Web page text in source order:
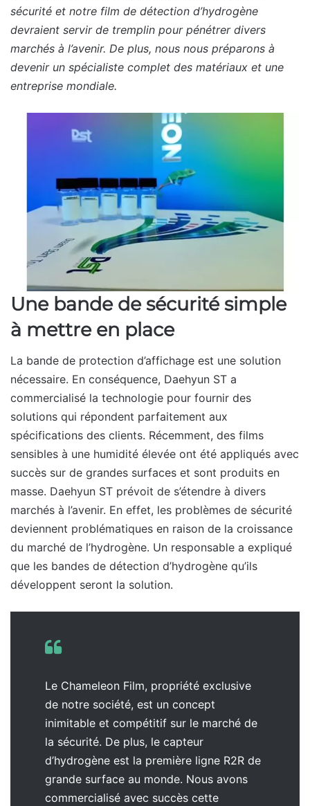
sécurité et notre film de détection d’hydrogène
devraient servir de tremplin pour pénétrer divers
marchés à l’avenir. De plus, nous nous préparons à
devenir un spécialiste complet des matériaux et une
entreprise mondiale.
Une bande de sécurité simple
à mettre en place
La bande de protection d’affichage est une solution
nécessaire. En conséquence, Daehyun ST a
commercialisé la technologie pour fournir des
solutions qui répondent parfaitement aux
spécifications des clients. Récemment, des films
sensibles à une humidité élevée ont été appliqués avec
succès sur de grandes surfaces et sont produits en
masse. Daehyun ST prévoit de s’étendre à divers
marchés à l’avenir. En effet, les problèmes de sécurité
deviennent problématiques en raison de la croissance
du marché de l’hydrogène. Un responsable a expliqué
que les bandes de détection d’hydrogène qu’ils
développent seront la solution.
Le Chameleon Film, propriété exclusive
de notre société, est un concept
inimitable et compétitif sur le marché de
la sécurité. De plus, le capteur
d’hydrogène est la première ligne R2R de
grande surface au monde. Nous avons
commercialisé avec succès cette